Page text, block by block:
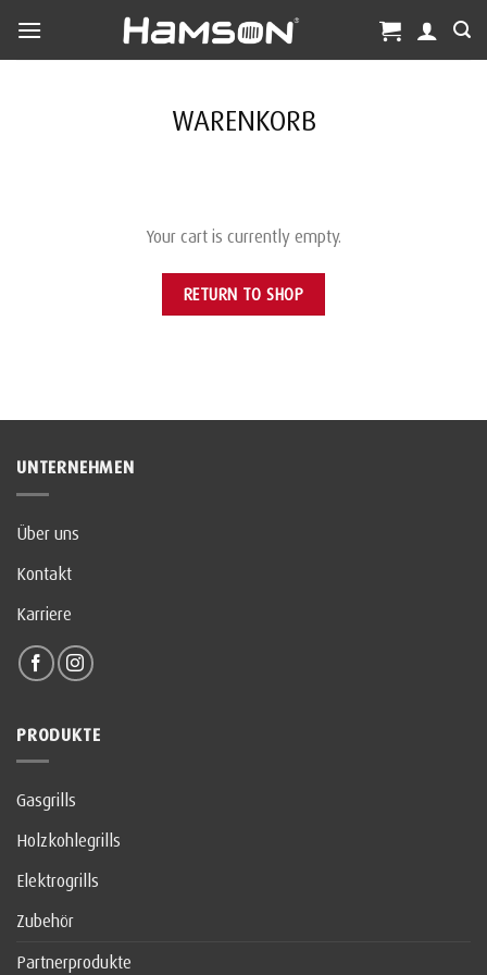
content
WARENKORB
Your cart is currently empty.
RETURN TO SHOP
UNTERNEHMEN
Über uns
Kontakt
Karriere
PRODUKTE
Gasgrills
Holzkohlegrills
Elektrogrills
Zubehör
Partnerprodukte